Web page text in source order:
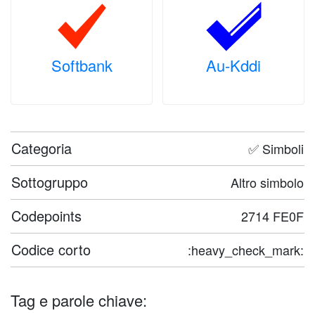
Softbank Au-Kddi
Categoria ✅ Simboli
Sottogruppo Altro simbolo
Codepoints 2714 FE0F
Codice corto :heavy_check_mark:
Tag e parole chiave: